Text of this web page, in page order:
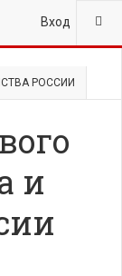
Вход
РОССИИ
и